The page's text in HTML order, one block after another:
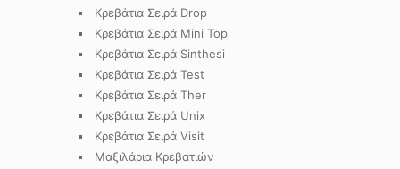
Κρεβάτια Σειρά Drop
Κρεβάτια Σειρά Mini Top
Κρεβάτια Σειρά Sinthesi
Κρεβάτια Σειρά Test
Κρεβάτια Σειρά Ther
Κρεβάτια Σειρά Unix
Κρεβάτια Σειρά Visit
Μαξιλάρια Κρεβατιών